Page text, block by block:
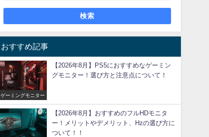
検索
おすすめ記事
ゲーミングモニター
【2026年8月】PS5におすすめなゲーミン
グモニター！選び方と注意点について！
【2026年8月】おすすめのフルHDモニタ
ー！メリットやデメリット、Hzの選び方に
ついて！！